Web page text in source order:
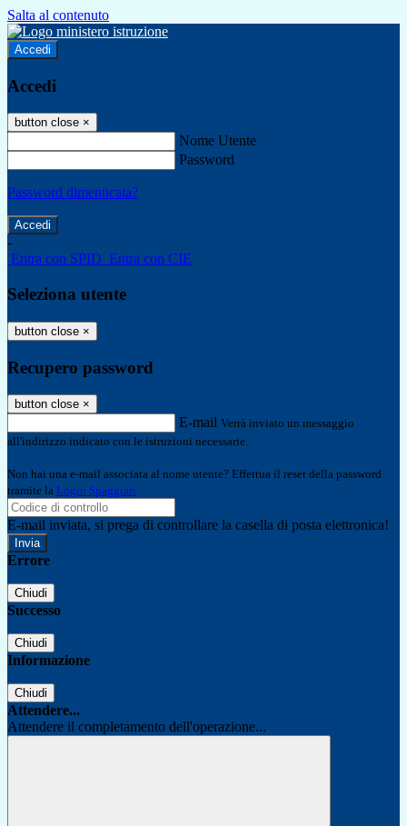
Salta al contenuto
Accedi
Accedi
button close ×
Nome Utente
Password
Password dimenticata?
-
Entra con SPID Entra con CIE
Seleziona utente
button close ×
Recupero password
button close ×
E-mail Verrà inviato un messaggio
all'indirizzo indicato con le istruzioni necessarie.
Non hai una e-mail associata al nome utente? Effettua il reset della password
tramite la Login Spaggiari
E-mail inviata, si prega di controllare la casella di posta elettronica!
Errore
Chiudi
Successo
Chiudi
Informazione
Chiudi
Attendere...
Attendere il completamento dell'operazione...